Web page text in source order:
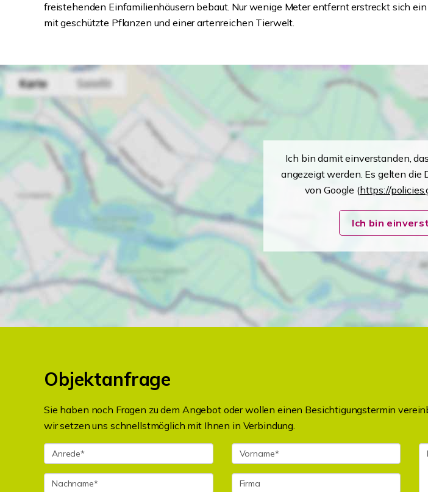
freistehenden Einfamilienhäusern bebaut. Nur wenige Meter entfernt erstreckt sich
mit geschützte Pflanzen und einer artenreichen Tierwelt.
Ich bin damit einverstanden,
angezeigt werden. Es gelten die
von Google (https://
Ich bin
Objektanfrage
Sie haben noch Fragen zu dem Angebot oder wollen einen Besichtigungstermin
wir setzen uns schnellstmöglich mit Ihnen in Verbindung.